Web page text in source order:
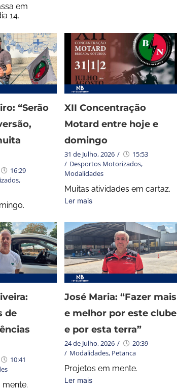
em
14.
“Serão
16:29
,
XII Concentração
Motard entre hoje e
domingo
31 de Julho, 2026 /
15:53
/ Desportos Motorizados,
Modalidades
Muitas atividades em cartaz.
Ler mais
de
10:41
José Maria: “Fazer mais
e melhor por este clube
e por esta terra”
24 de Julho, 2026 /
20:39
/ Modalidades, Petanca
Projetos em mente.
Ler mais